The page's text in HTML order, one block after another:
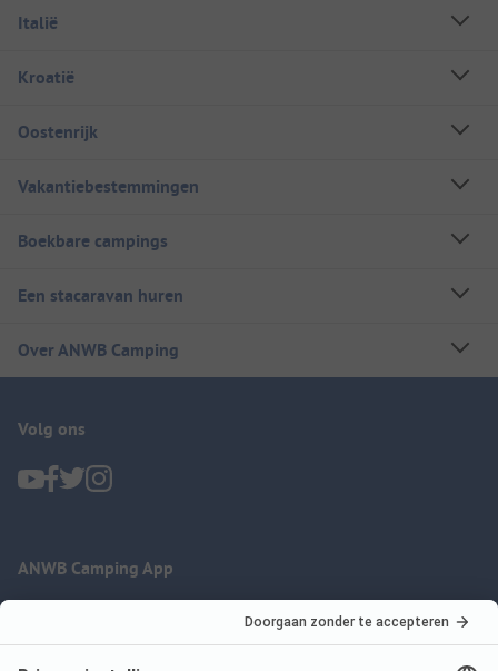
Italië
Kroatië
Oostenrijk
Vakantiebestemmingen
Boekbare campings
Een stacaravan huren
Over ANWB Camping
Volg ons
ANWB Camping App